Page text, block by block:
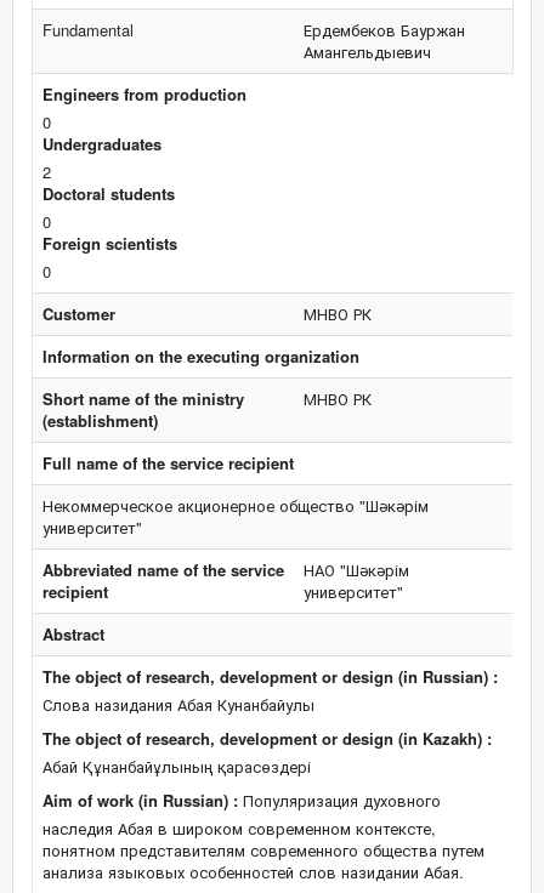
Fundamental
Ердембеков Бауржан
Амангельдыевич
Engineers from production
0
Undergraduates
2
Doctoral students
0
Foreign scientists
0
Customer
МНВО РК
Information on the executing organization
Short name of the ministry
(establishment)
МНВО РК
Full name of the service recipient
Некоммерческое акционерное общество "Шәкәрім
университет"
Abbreviated name of the service
recipient
НАО "Шәкәрім
университет"
Abstract
The object of research, development or design (in Russian) :
Слова назидания Абая Кунанбайулы
The object of research, development or design (in Kazakh) :
Абай Құнанбайұлының қарасөздері
Aim of work (in Russian) : Популяризация духовного
наследия Абая в широком современном контексте,
понятном представителям современного общества путем
анализа языковых особенностей слов назидании Абая.